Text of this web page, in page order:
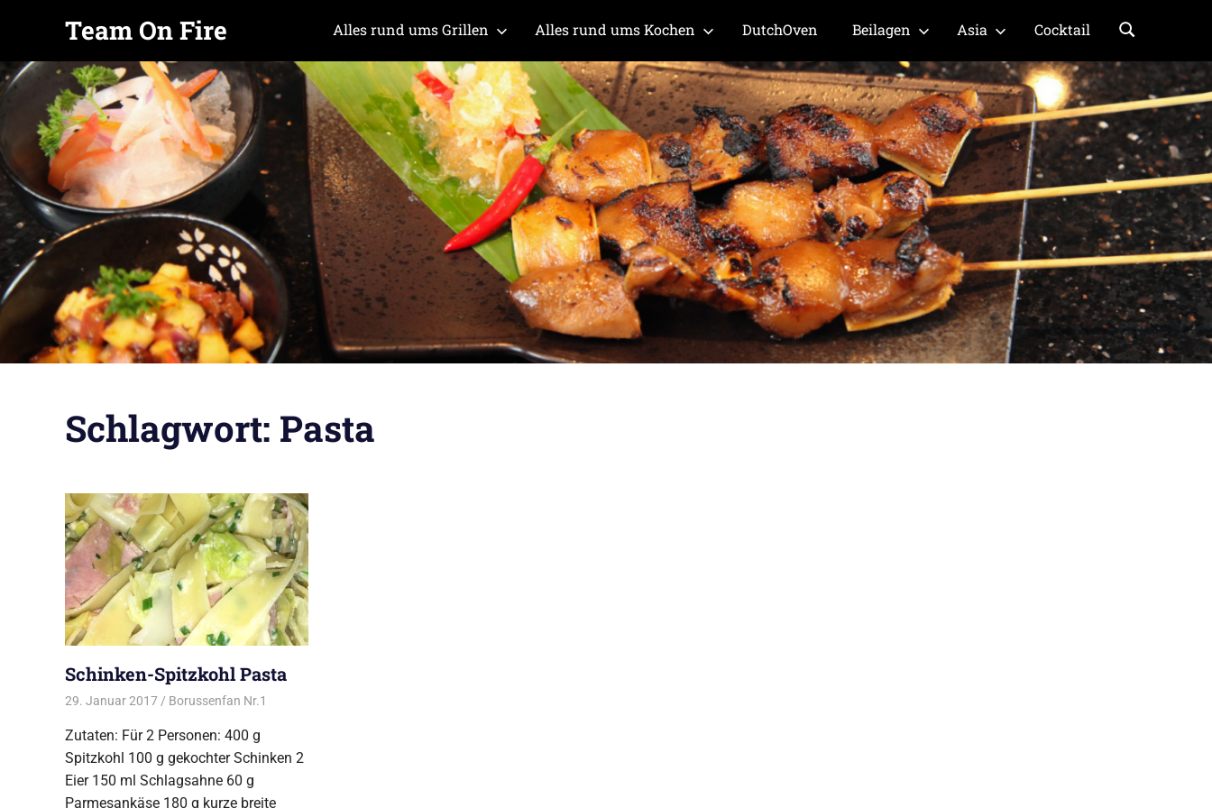
Zum
Inhalt
springen
Team On Fire
COOKING
SINCE
2015
Alles rund ums Grillen Alles rund ums Kochen DutchOven Beilagen Asia Cocktail
Schlagwort: Pasta
Schinken-Spitzkohl Pasta
29. Januar 2017 Borussenfan Nr.1
Zutaten: Für 2 Personen: 400 g
Spitzkohl 100 g gekochter Schinken 2
Eier 150 ml Schlagsahne 60 g
Parmesankäse 180 g kurze breite